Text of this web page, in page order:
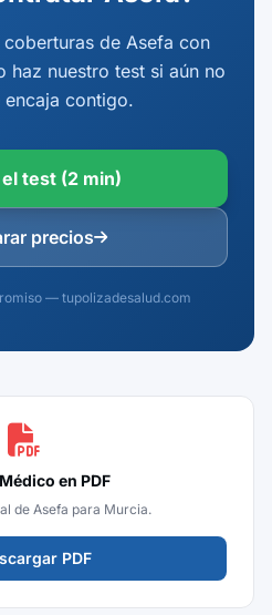
de Asefa con
haz nuestro test si aún no
encaja contigo.
test (2 min)
precios
— tupolizadesalud.com
en PDF
de Asefa para Murcia.
PDF